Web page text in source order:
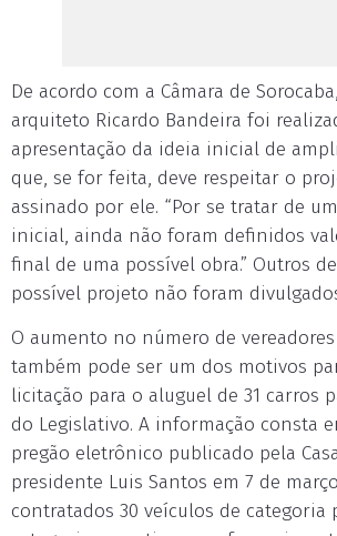
De acordo com a Câmara de
arquiteto Ricardo Bandeira foi
apresentação da ideia inicial de
que, se for feita, deve respeitar o
assinado por ele. “Por se tratar de
inicial, ainda não foram definidos
final de uma possível obra.” Outros
possível projeto não foram
O aumento no número de
também pode ser um dos motivos
licitação para o aluguel de 31 carros
do Legislativo. A informação consta
pregão eletrônico publicado pela
presidente Luis Santos em 7 de
contratados 30 veículos de categoria